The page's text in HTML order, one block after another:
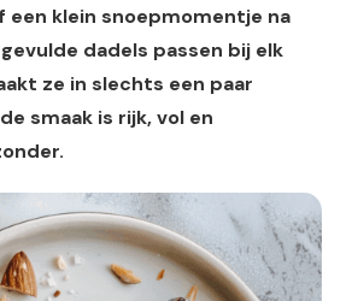
klein snoepmomentje na
dadels passen bij elk
ze in slechts een paar
smaak is rijk, vol en